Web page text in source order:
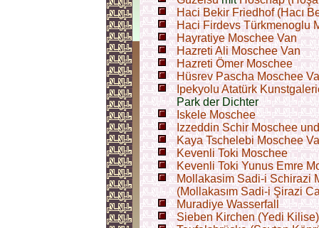
Haci Bekir Friedhof (Hacı
Haci Firdevs Türkmenoglu
Hayratiye Moschee Van
Hazreti Ali Moschee Van
Hazreti Ömer Moschee
Hüsrev Pascha Moschee
Ipekyolu Atatürk
Park der Dichter
Iskele Moschee
Izzeddin Schir Moschee
Kaya Tschelebi Moschee
Kevenli Toki Moschee
Kevenli Toki Yunus Emre
Mollakasim Sadi-i Schirazi
(Mollakasım Sadi-i Şirazi
Muradiye Wasserfall
Sieben Kirchen (Yedi